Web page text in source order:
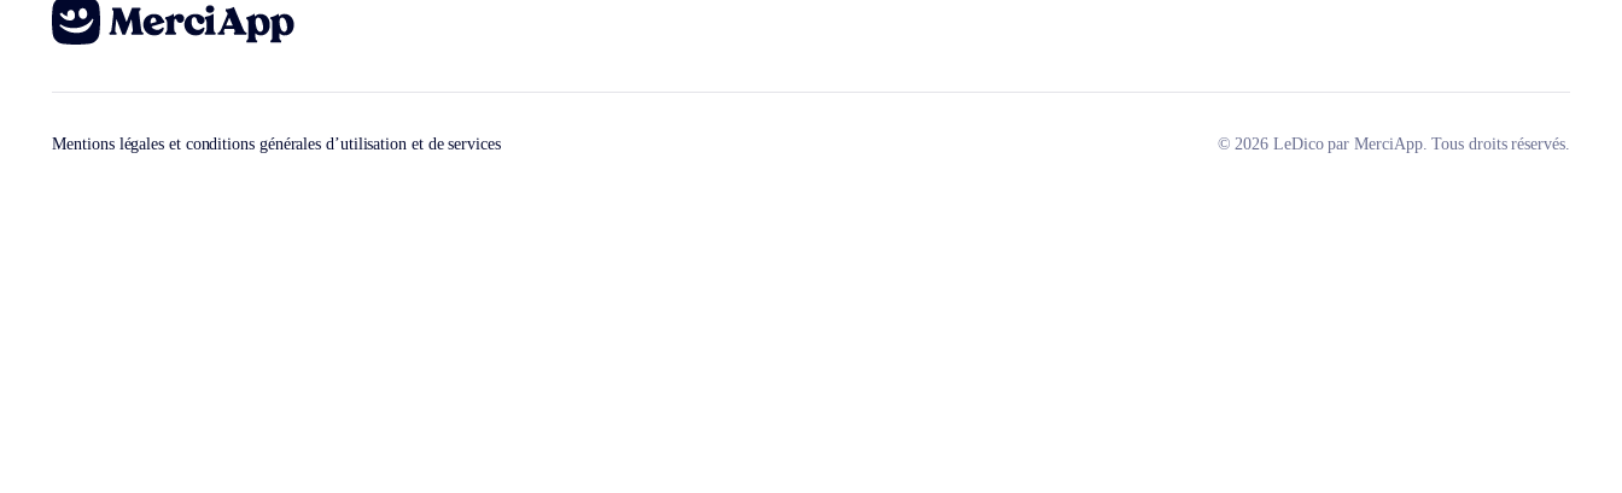
Mentions légales et conditions générales d’utilisation et de services © 2026 LeDico par MerciApp. Tous droits réservés.